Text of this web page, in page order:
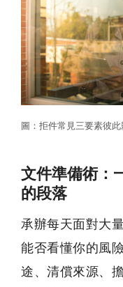
圖：拒件常見三要素彼此
文件準備術：
的段落
承辦每天面對大
能否看懂你的風
途、清償來源、